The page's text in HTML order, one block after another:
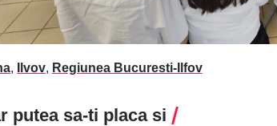
, Ilvov, Regiunea Bucuresti-Ilfov
putea sa-ti placa si